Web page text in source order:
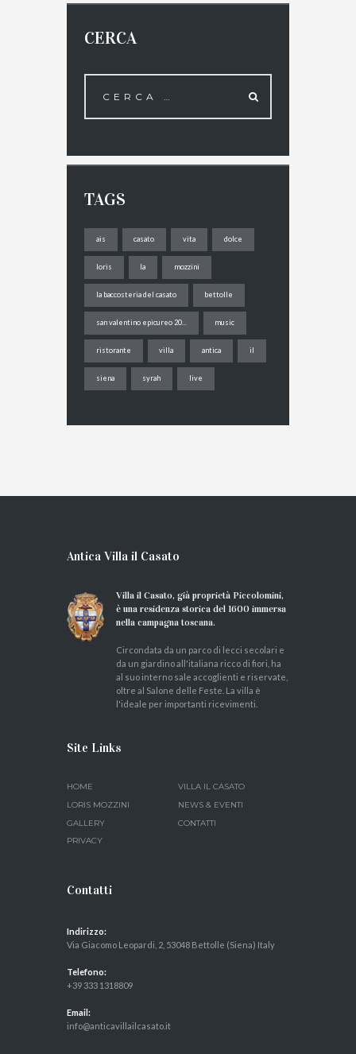
CERCA
TAGS
ais casato vita dolce
loris la mozzini
la baccosteria del casato bettolle
san valentino epicureo 20... music
ristorante villa antica il
siena syrah live
Antica Villa il Casato
Villa il Casato, già proprietà Piccolomini,
è una residenza storica del 1600 immersa
nella campagna toscana.
Circondata da un parco di lecci secolari e
da un giardino all'italiana ricco di fiori, ha
al suo interno sale accoglienti e riservate,
oltre al Salone delle Feste. La villa è
l'ideale per importanti ricevimenti.
Site Links
HOME
VILLA IL CASATO
LORIS MOZZINI
NEWS & EVENTI
GALLERY
CONTATTI
PRIVACY
Contatti
Indirizzo:
Via Giacomo Leopardi, 2, 53048 Bettolle (Siena) Italy
Telefono:
+39 333 1318809
Email:
info@anticavillailcasato.it